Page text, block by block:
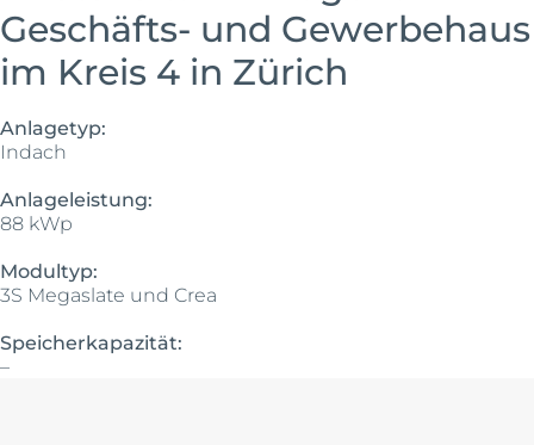
Geschäfts- und Gewerbehaus
im Kreis 4 in Zürich
Anlagetyp:
Indach
Anlageleistung:
88 kWp
Modultyp:
3S Megaslate und Crea
Speicherkapazität:
–